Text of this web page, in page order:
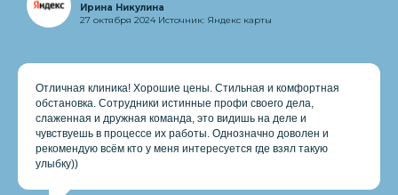
Ирина Никулина
27 октября 2024 Источник: Яндекс карты
Отличная клиника! Хорошие цены. Стильная и комфортная
обстановка. Сотрудники истинные профи своего дела,
слаженная и дружная команда, это видишь на деле и
чувствуешь в процессе их работы. Однозначно доволен и
рекомендую всём кто у меня интересуется где взял такую
улыбку))